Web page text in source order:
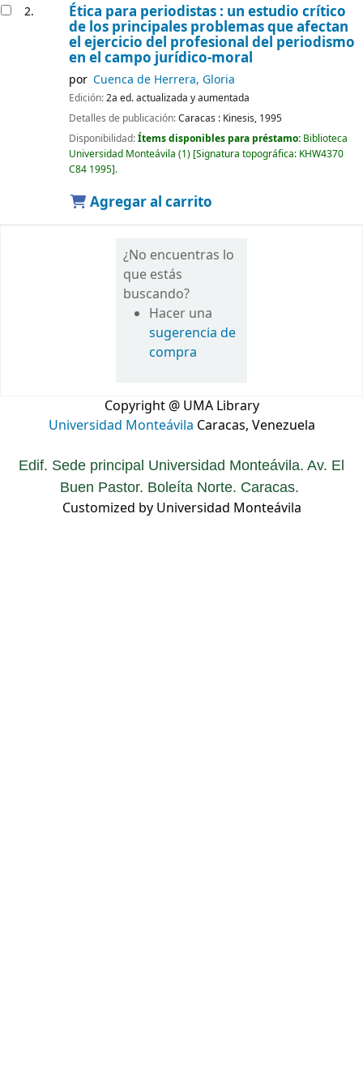
2. Ética para periodistas : un estudio crítico
de los principales problemas que afectan
el ejercicio del profesional del periodismo
en el campo jurídico-moral
por Cuenca de Herrera, Gloria
Edición:2a ed. actualizada y aumentada
Detalles de publicación:Caracas : Kinesis, 1995
Disponibilidad:Ítems disponibles para préstamo: Biblioteca
Universidad Monteávila (1) Signatura topográfica: KHW4370
C84 1995 .
Agregar al carrito
¿No encuentras lo
que estás
buscando?
Hacer una
sugerencia de
compra
Copyright @ UMA Library
Universidad Monteávila Caracas, Venezuela
Edif. Sede principal Universidad Monteávila. Av. El
Buen Pastor. Boleíta Norte. Caracas.
Customized by Universidad Monteávila